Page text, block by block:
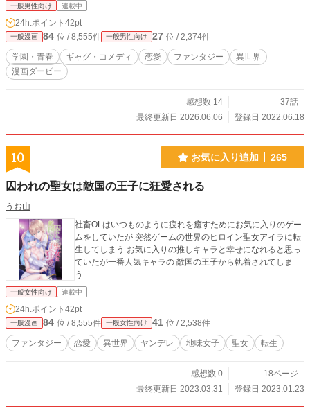
一般男性向け 連載中
24h.ポイント 42pt
一般漫画 84 位 / 8,555件 一般男性向け 27 位 / 2,374件
学園・青春 ギャグ・コメディ 恋愛 ファンタジー
異世界
漫画ダービー
感想数 14
37話
最終更新日 2026.06.06
登録日 2022.06.18
10 お気に入り追加 265
囚われの聖女は敵国の王子に狂愛される
うお山
社畜OLはいつものように疲れを癒すためにお気に入りのゲー
ムをしていたが 突然ゲームの世界のヒロイン聖女アイラに転
生してしまう お気に入りの推しキャラと幸せになれると思っ
ていたが一番人気キャラの 敵国の王子から執着されてしま
う…
一般女性向け 連載中
24h.ポイント 42pt
一般漫画 84 位 / 8,555件 一般女性向け 41 位 / 2,538件
ファンタジー 恋愛 異世界 ヤンデレ 地味女子 聖女 転生
感想数 0
18ページ
最終更新日 2023.03.31
登録日 2023.01.23